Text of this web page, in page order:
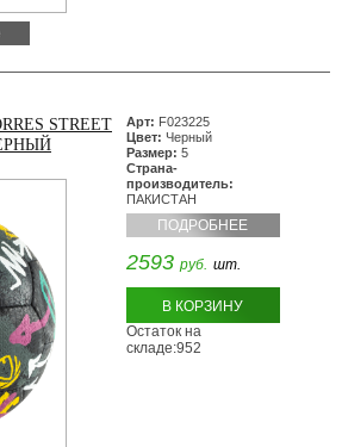
STREET
Арт: F023225
Цвет: Черный
Размер: 5
Страна-
производитель:
ПАКИСТАН
ПОДРОБНЕЕ
2593 руб. шт.
В КОРЗИНУ
Остаток на
складе:952